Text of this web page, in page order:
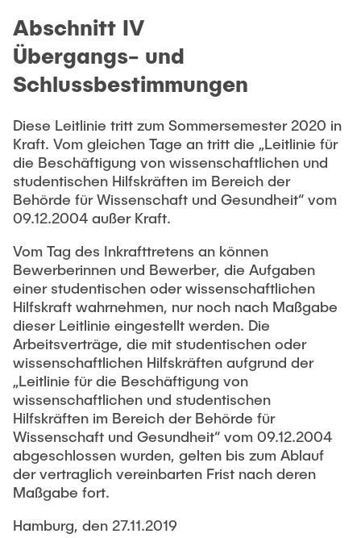
Abschnitt IV
Übergangs- und
Schlussbestimmungen
Diese Leitlinie tritt zum Sommersemester 2020 in
Kraft. Vom gleichen Tage an tritt die „Leitlinie für
die Beschäftigung von wissenschaftlichen und
studentischen Hilfskräften im Bereich der
Behörde für Wissenschaft und Gesundheit“ vom
09.12.2004 außer Kraft.
Vom Tag des Inkrafttretens an können
Bewerberinnen und Bewerber, die Aufgaben
einer studentischen oder wissenschaftlichen
Hilfskraft wahrnehmen, nur noch nach Maßgabe
dieser Leitlinie eingestellt werden. Die
Arbeitsverträge, die mit studentischen oder
wissenschaftlichen Hilfskräften aufgrund der
„Leitlinie für die Beschäftigung von
wissenschaftlichen und studentischen
Hilfskräften im Bereich der Behörde für
Wissenschaft und Gesundheit“ vom 09.12.2004
abgeschlossen wurden, gelten bis zum Ablauf
der vertraglich vereinbarten Frist nach deren
Maßgabe fort.
Hamburg, den 27.11.2019